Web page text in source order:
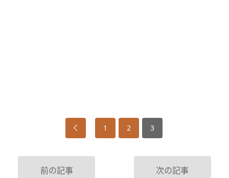
1 2 3
前の記事 次の記事